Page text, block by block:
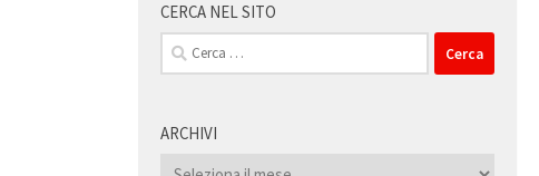
CERCA NEL SITO
Ricerca
per:
ARCHIVI
Archivi